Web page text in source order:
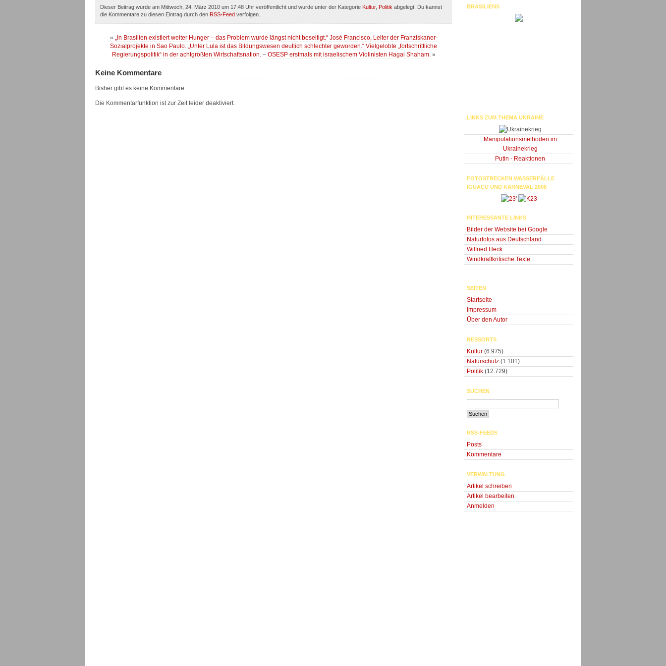
Dieser Beitrag wurde am Mittwoch, 24. März 2010 um 17:48 Uhr veröffentlicht und wurde unter der Kategorie Kultur, Politik abgelegt. Du kannst
die Kommentare zu diesen Eintrag durch den RSS-Feed verfolgen.
«
„In Brasilien existiert weiter Hunger – das Problem wurde längst nicht beseitigt.“ José Francisco, Leiter der Franziskaner-
Sozialprojekte in Sao Paulo. „Unter Lula ist das Bildungswesen deutlich schlechter geworden.“ Vielgelobte „fortschrittliche
Regierungspolitik“ in der achtgrößten Wirtschaftsnation. – OSESP erstmals mit israelischem Violinisten Hagai Shaham. »
Keine Kommentare
Bisher gibt es keine Kommentare.
Die Kommentarfunktion ist zur Zeit leider deaktiviert.
BRASILIENS
LINKS ZUM THEMA UKRAINE
Manipulationsmethoden im
Ukrainekrieg
Putin - Reaktionen
FOTOSTRECKEN WASSERFÄLLE
IGUACU UND KARNEVAL 2008
'
INTERESSANTE LINKS
Bilder der Website bei Google
Naturfotos aus Deutschland
Wilfried Heck
Windkraftkritische Texte
SEITEN
Startseite
Impressum
Über den Autor
RESSORTS
Kultur (6.975)
Naturschutz (1.101)
Politik (12.729)
SUCHEN
RSS-FEEDS
Posts
Kommentare
VERWALTUNG
Artikel schreiben
Artikel bearbeiten
Anmelden